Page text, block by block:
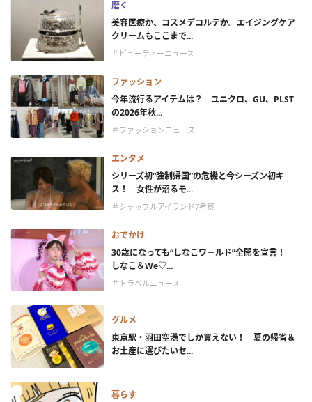
磨く
美容医療か、コスメデコルテか。エイジングケア
クリームもここまで...
＃ビューティーニュース
ファッション
今年流行るアイテムは？ ユニクロ、GU、PLST
の2026年秋...
＃ファッションニュース
エンタメ
シリーズ初“強制帰国”の危機と今シーズン初キ
ス！ 女性が沼るモ...
＃シャッフルアイランド7考察
おでかけ
30歳になっても“しなこワールド”全開を宣言！
しなこ＆We♡...
＃トラベルニュース
グルメ
東京駅・羽田空港でしか買えない！ 夏の帰省＆
お土産に選びたいセ...
暮らす